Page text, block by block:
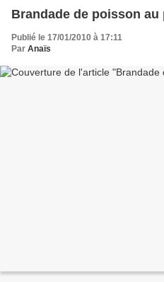
Brandade de poisson au
Publié le 17/01/2010 à 17:11
Par Anaïs